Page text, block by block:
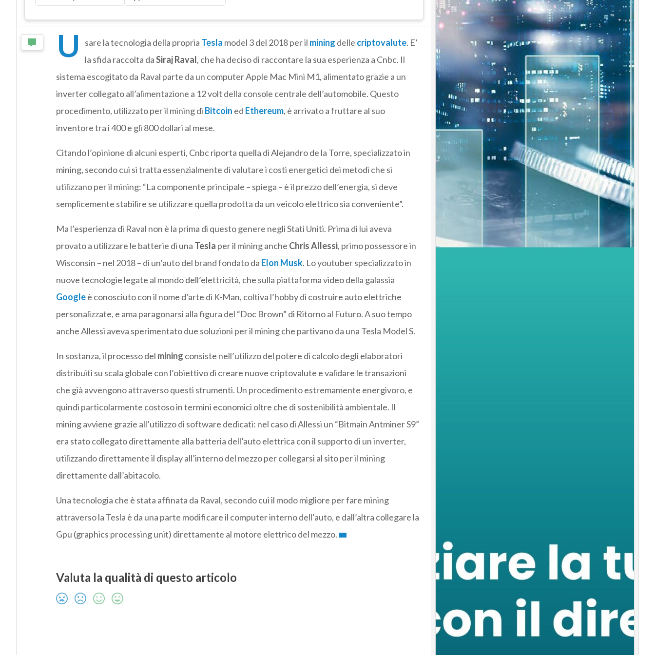
U sare la tecnologia della propria Tesla model 3 del 2018 per il mining delle criptovalute. E’
la sfida raccolta daSiraj Raval, che ha deciso di raccontare la sua esperienza a Cnbc. Il
sistema escogitato da Raval parte da un computer Apple Mac Mini M1, alimentato grazie a un
inverter collegato all’alimentazione a 12 volt della console centrale dell’automobile. Questo
procedimento, utilizzato per il mining di Bitcoin ed Ethereum, è arrivato a fruttare al suo
inventore tra i 400 e gli 800 dollari al mese.
Citando l’opinione di alcuni esperti, Cnbc riporta quella di Alejandro de la Torre, specializzato in
mining, secondo cui si tratta essenzialmente di valutare i costi energetici dei metodi che si
utilizzano per il mining: “La componente principale – spiega – è il prezzo dell’energia, si deve
semplicemente stabilire se utilizzare quella prodotta da un veicolo elettrico sia conveniente”.
Ma l’esperienza di Raval non è la prima di questo genere negli Stati Uniti. Prima di lui aveva
provato a utilizzare le batterie di una Tesla per il mining anche Chris Allessi, primo possessore in
Wisconsin – nel 2018 – di un’auto del brand fondato da Elon Musk. Lo youtuber specializzato in
nuove tecnologie legate al mondo dell’elettricità, che sulla piattaforma video della galassia
Google è conosciuto con il nome d’arte di K-Man, coltiva l’hobby di costruire auto elettriche
personalizzate, e ama paragonarsi alla figura del “Doc Brown” di Ritorno al Futuro. A suo tempo
anche Allessi aveva sperimentato due soluzioni per il mining che partivano da una Tesla Model S.
In sostanza, il processo del mining consiste nell’utilizzo del potere di calcolo degli elaboratori
distribuiti su scala globale con l’obiettivo di creare nuove criptovalute e validare le transazioni
che già avvengono attraverso questi strumenti. Un procedimento estremamente energivoro, e
quindi particolarmente costoso in termini economici oltre che di sostenibilità ambientale. Il
mining avviene grazie all’utilizzo di software dedicati: nel caso di Allessi un “Bitmain Antminer S9”
era stato collegato direttamente alla batteria dell’auto elettrica con il supporto di un inverter,
utilizzando direttamente il display all’interno del mezzo per collegarsi al sito per il mining
direttamente dall’abitacolo.
Una tecnologia che è stata affinata da Raval, secondo cui il modo migliore per fare mining
attraverso la Tesla è da una parte modificare il computer interno dell’auto, e dall’altra collegare la
Gpu (graphics processing unit) direttamente al motore elettrico del mezzo.
Valuta la qualità di questo articolo